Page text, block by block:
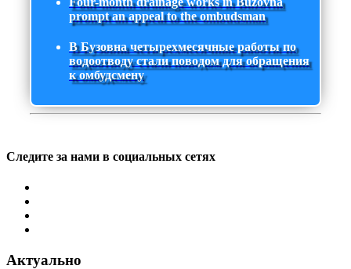
prompt an appeal to the ombudsman
В Бузовна четырехмесячные работы по
водоотводу стали поводом для обращения
к омбудсмену
Следите за нами в социальных сетях
Актуально